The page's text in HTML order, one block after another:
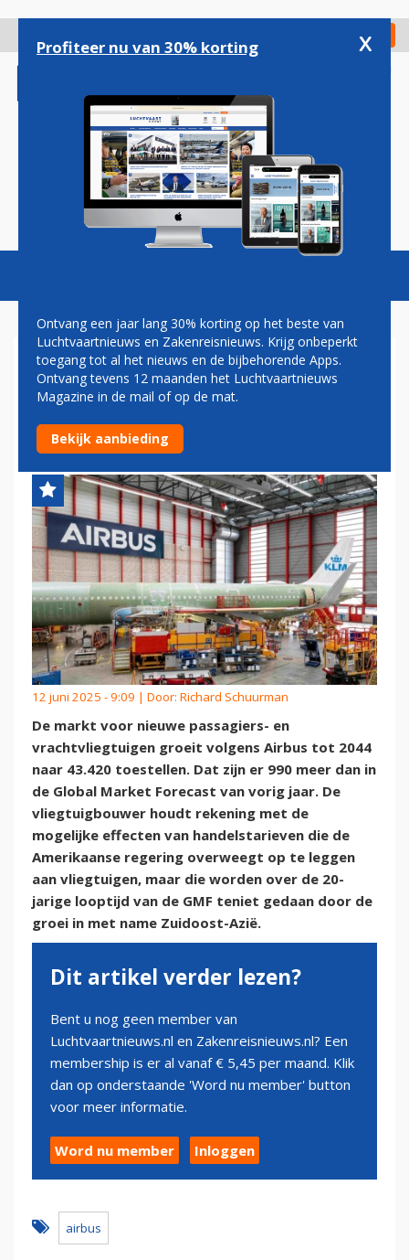
gaan
Check in
Magazine Podcasts Vacatures
AIRBUS VOORSPELT VRAAG
NAAR 43.420 VLIEGTUIGEN
IN 2044
12 juni 2025 - 9:09 | Door: Richard Schuurman
De markt voor nieuwe passagiers- en
vrachtvliegtuigen groeit volgens Airbus tot 2044
naar 43.420 toestellen. Dat zijn er 990 meer dan in
de Global Market Forecast van vorig jaar. De
vliegtuigbouwer houdt rekening met de
mogelijke effecten van handelstarieven die de
Amerikaanse regering overweegt op te leggen
aan vliegtuigen, maar die worden over de 20-
jarige looptijd van de GMF teniet gedaan door de
groei in met name Zuidoost-Azië.
Dit artikel verder lezen?
Bent u nog geen member van
Luchtvaartnieuws.nl en Zakenreisnieuws.nl? Een
membership is er al vanaf € 5,45 per maand. Klik
dan op onderstaande 'Word nu member' button
voor meer informatie.
Word nu member Inloggen
airbus
Profiteer nu van 30% korting x
Ontvang een jaar lang 30% korting op het beste van
Luchtvaartnieuws en Zakenreisnieuws. Krijg onbeperkt
toegang tot al het nieuws en de bijbehorende Apps.
Ontvang tevens 12 maanden het Luchtvaartnieuws
Magazine in de mail of op de mat.
Bekijk aanbieding